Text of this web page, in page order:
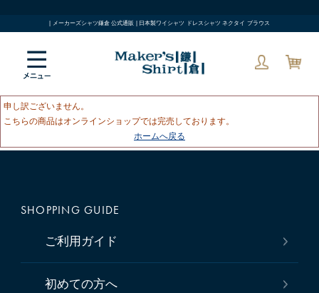
| メーカーズシャツ鎌倉 公式通販 | 日本製ワイシャツ ドレスシャツ ネクタイ ブラウス
申し訳ございません。
こちらの商品はオンラインショップでは完売しております。
ホームへ戻る
SHOPPING GUIDE
ご利用ガイド
初めての方へ